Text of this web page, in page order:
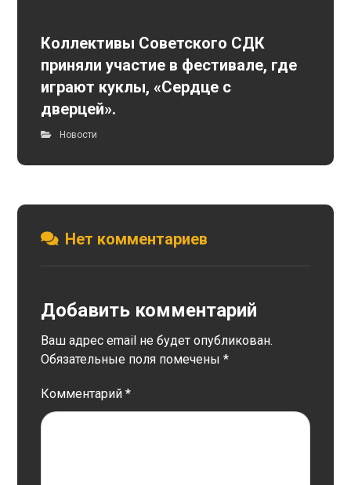
Коллективы Советского СДК
приняли участие в фестивале, где
играют куклы, «Сердце с
дверцей».
Новости
Нет комментариев
Добавить комментарий
Ваш адрес email не будет опубликован.
Обязательные поля помечены*
Комментарий*